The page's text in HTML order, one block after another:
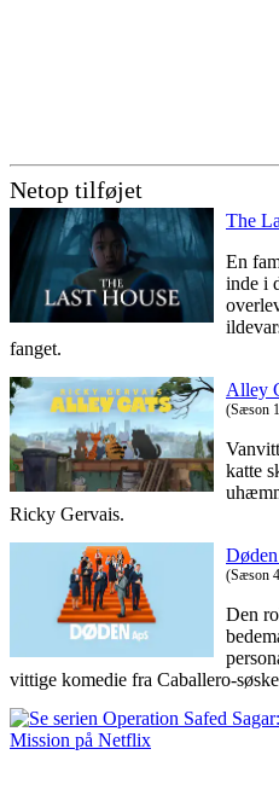
Netop tilføjet
The
En
inde i
fanget.
Alley
(Sæson
katte
Ricky Gervais.
(Sæson
Den
vittige komedie fra Caballero-